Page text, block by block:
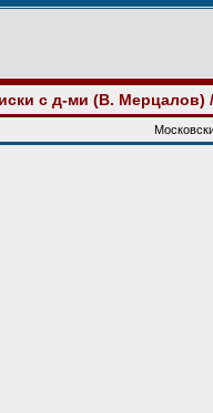
с д-ми (В. Мерцалов)